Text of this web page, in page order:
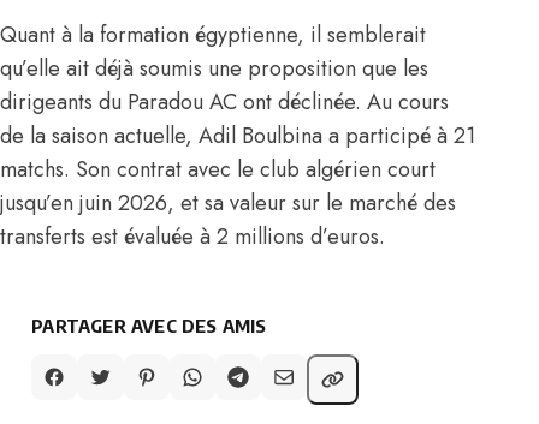
Quant à la formation égyptienne, il semblerait
qu’elle ait déjà soumis une proposition que les
dirigeants du Paradou AC ont déclinée. Au cours
de la saison actuelle, Adil Boulbina a participé à 21
matchs. Son contrat avec le club algérien court
jusqu’en juin 2026, et sa valeur sur le marché des
transferts est évaluée à 2 millions d’euros.
PARTAGER AVEC DES AMIS